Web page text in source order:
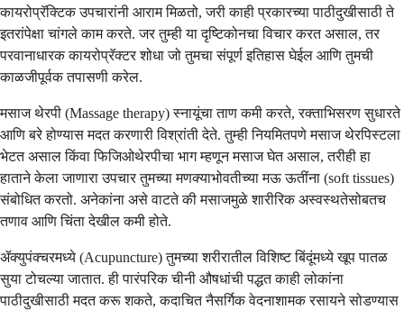
कायरोप्रॅक्टिक उपचारांनी आराम मिळतो, जरी काही प्रकारच्या पाठीदुखीसाठी ते
इतरांपेक्षा चांगले काम करते. जर तुम्ही या दृष्टिकोनचा विचार करत असाल, तर
परवानाधारक कायरोप्रॅक्टर शोधा जो तुमचा संपूर्ण इतिहास घेईल आणि तुमची
काळजीपूर्वक तपासणी करेल.
मसाज थेरपी (Massage therapy) स्नायूंचा ताण कमी करते, रक्ताभिसरण सुधारते
आणि बरे होण्यास मदत करणारी विश्रांती देते. तुम्ही नियमितपणे मसाज थेरपिस्टला
भेटत असाल किंवा फिजिओथेरपीचा भाग म्हणून मसाज घेत असाल, तरीही हा
हाताने केला जाणारा उपचार तुमच्या मणक्याभोवतीच्या मऊ ऊतींना (soft tissues)
संबोधित करतो. अनेकांना असे वाटते की मसाजमुळे शारीरिक अस्वस्थतेसोबतच
तणाव आणि चिंता देखील कमी होते.
ॲक्युपंक्चरमध्ये (Acupuncture) तुमच्या शरीरातील विशिष्ट बिंदूंमध्ये खूप पातळ
सुया टोचल्या जातात. ही पारंपरिक चीनी औषधांची पद्धत काही लोकांना
पाठीदुखीसाठी मदत करू शकते, कदाचित नैसर्गिक वेदनाशामक रसायने सोडण्यास